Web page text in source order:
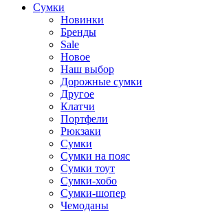
Cумки
Новинки
Бренды
Sale
Новое
Наш выбор
Дорожные сумки
Другое
Клатчи
Портфели
Рюкзаки
Сумки
Сумки на пояс
Сумки тоут
Сумки-хобо
Сумки-шопер
Чемоданы